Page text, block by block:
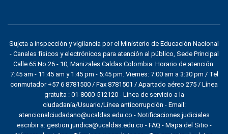
Sujeta a inspección y vigilancia por el Ministerio de Educación Nacional
- Canales físicos y electrónicos para atención al público, Sede Principal
Calle 65 No 26 - 10, Manizales Caldas Colombia. Horario de atención:
7:45 am - 11:45 am y 1:45 pm - 5:45 pm. Viernes: 7:00 am a 3:30 pm / Tel
conmutador +57 6 8781500 / Fax 8781501 / Apartado aéreo 275 / Línea
gratuita : 01-8000-512120 - Línea de servicio a la
ciudadanía/Usuario/Línea anticorrupción - Email:
atencionalciudadano@ucaldas.edu.co - Notificaciones judiciales
escribir a: gestion.juridica@ucaldas.edu.co - FAQ - Mapa del Sitio -